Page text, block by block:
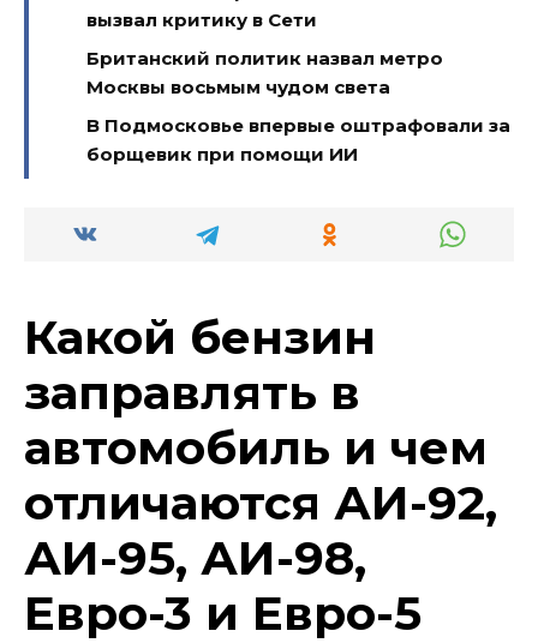
вызвал критику в Сети
Британский политик назвал метро
Москвы восьмым чудом света
В Подмосковье впервые оштрафовали за
борщевик при помощи ИИ
Какой бензин
заправлять в
автомобиль и чем
отличаются АИ-92,
АИ-95, АИ-98,
Евро-3 и Евро-5